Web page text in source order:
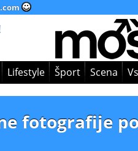
Lifestyle Šport Scena
fotografije